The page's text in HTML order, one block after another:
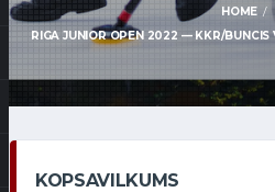
HOME
RIGA JUNIOR OPEN 2022 — KKR/BUNCIS
KOPSAVILKUMS